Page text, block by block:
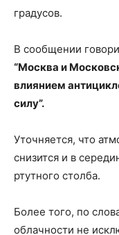
градусов.
В сообщении
“Москва и
влиянием
силу”.
Уточняется, что
снизится и в
ртутного столба.
Более того, по
облачности не